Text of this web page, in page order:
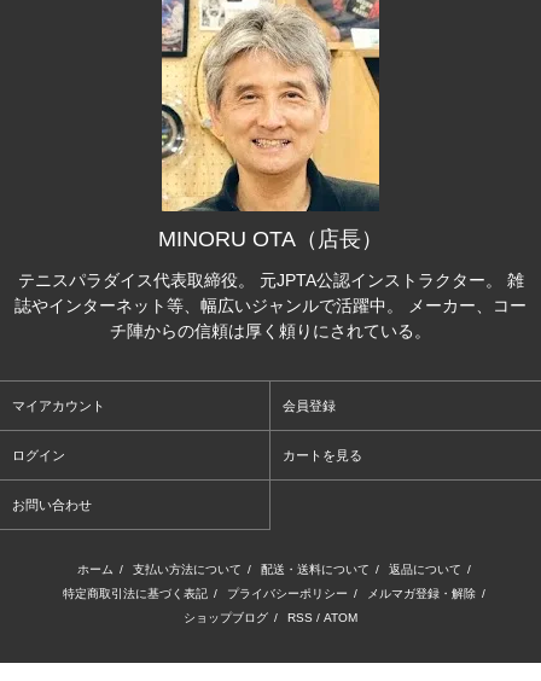
MINORU OTA（店長）
テニスパラダイス代表取締役。 元JPTA公認インストラクター。 雑
誌やインターネット等、幅広いジャンルで活躍中。 メーカー、コー
チ陣からの信頼は厚く頼りにされている。
マイアカウント 会員登録
ログイン カートを見る
お問い合わせ
ホーム / 支払い方法について / 配送・送料について / 返品について /
特定商取引法に基づく表記 / プライバシーポリシー / メルマガ登録・解除 /
ショップブログ / RSS / ATOM